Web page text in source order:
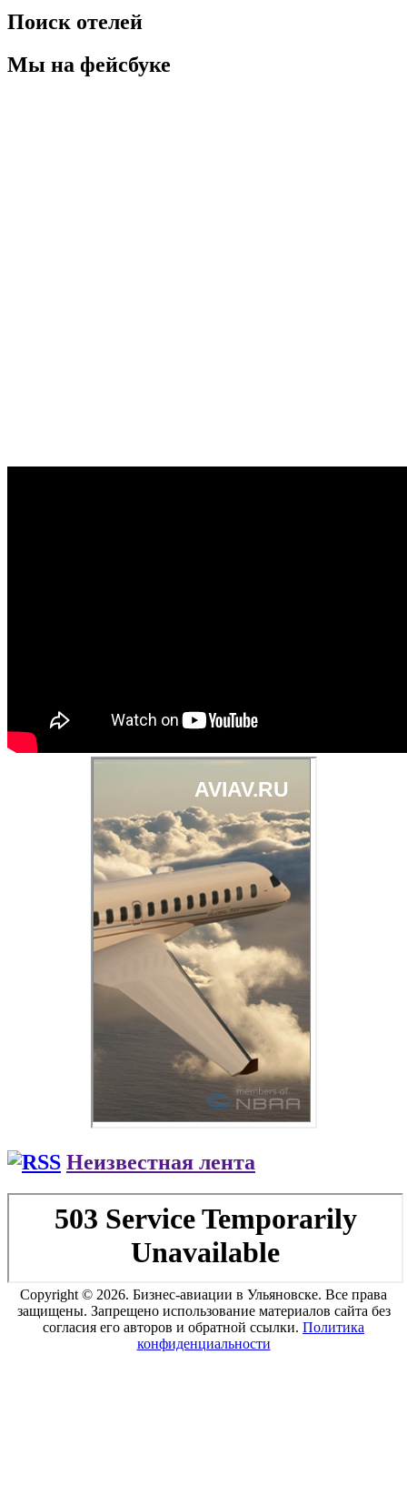
Поиск отелей
Мы на фейсбуке
Неизвестная лента
Copyright © 2026. Бизнес-авиации в Ульяновске. Все права
защищены. Запрещено использование материалов сайта без
согласия его авторов и обратной ссылки. Политика
конфиденциальности